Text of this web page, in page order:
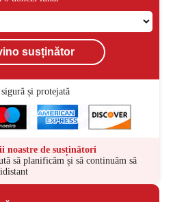
susținător
și protejată
noastre de susținători
să planificăm și să continuăm să